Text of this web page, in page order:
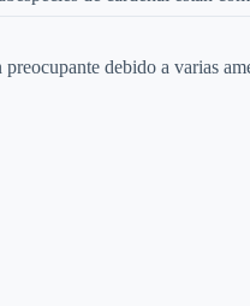
debido a varias